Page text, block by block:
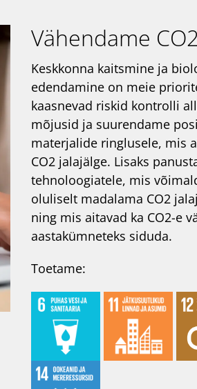
Vähendame
Keskkonna kaitsmine ja
edendamine on meie
kaasnevad riskid kontrolli
mõjusid ja suurendame
materjalide ringlusele, mis
CO2 jalajälge. Lisaks
tehnoloogiatele, mis
oluliselt madalama CO2
ning mis aitavad ka CO2-e
aastakümneteks siduda.
Toetame: